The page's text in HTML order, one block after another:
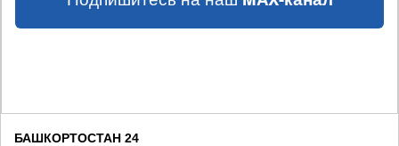
БАШКОРТОСТАН 24